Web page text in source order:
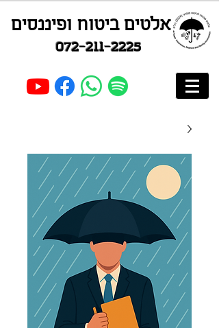
אלטים ביטוח ופיננסים